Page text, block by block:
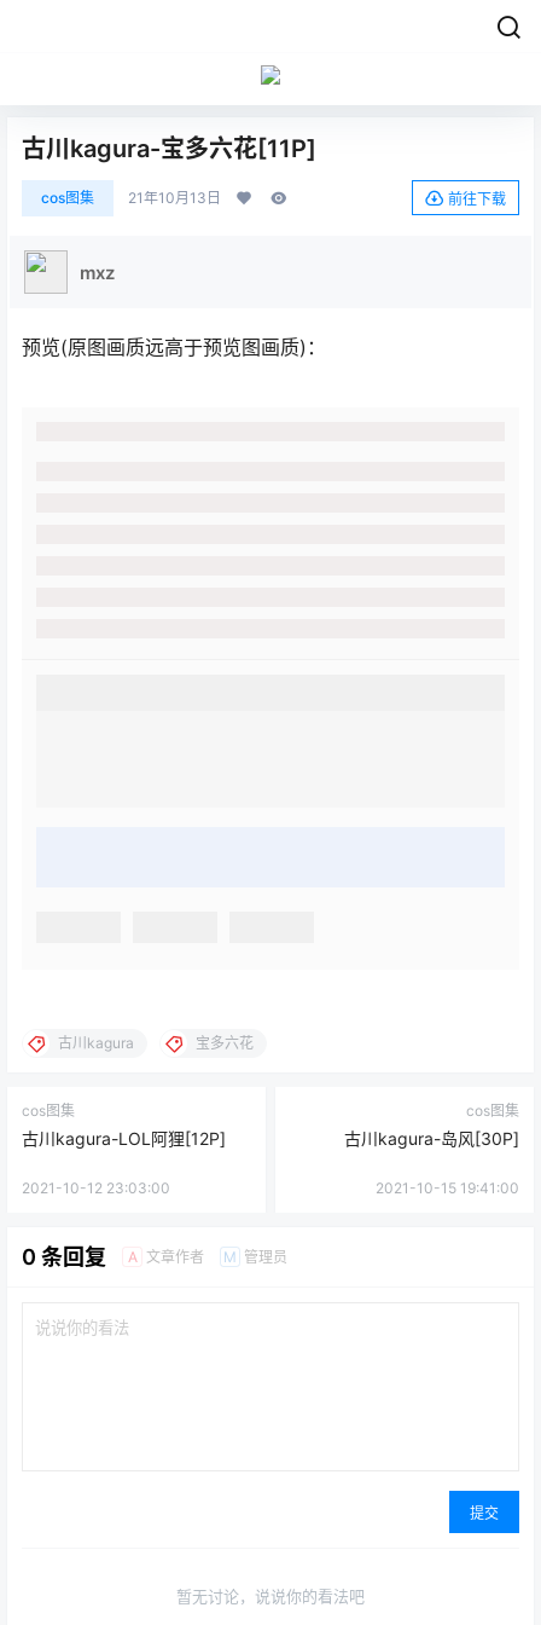
古川kagura-宝多六花[11P]
cos图集 21年10月13日 前往下载
mxz
预览(原图画质远高于预览图画质)：
古川kagura 宝多六花
cos图集
古川kagura-LOL阿狸[12P]
2021-10-12 23:03:00
cos图集
古川kagura-岛风[30P]
2021-10-15 19:41:00
0 条回复 A 文章作者 M 管理员
提交
暂无讨论，说说你的看法吧